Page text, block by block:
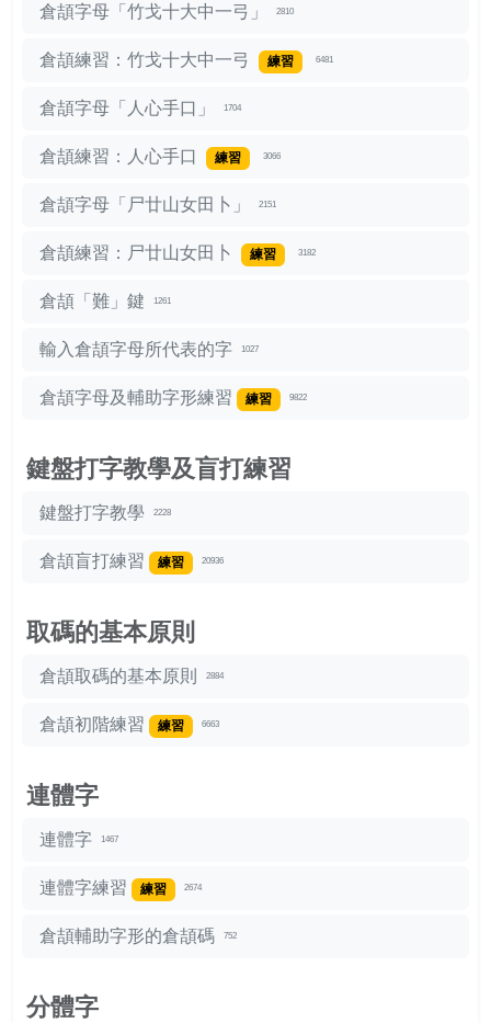
倉頡字母「竹戈十大中一弓」 2810
倉頡練習：竹戈十大中一弓 練習 6481
倉頡字母「人心手口」 1704
倉頡練習：人心手口 練習 3066
倉頡字母「尸廿山女田卜」 2151
倉頡練習：尸廿山女田卜 練習 3182
倉頡「難」鍵 1261
輸入倉頡字母所代表的字 1027
倉頡字母及輔助字形練習 練習 9822
鍵盤打字教學及盲打練習
鍵盤打字教學 2228
倉頡盲打練習 練習 20936
取碼的基本原則
倉頡取碼的基本原則 2884
倉頡初階練習 練習 6663
連體字
連體字 1467
連體字練習 練習 2674
倉頡輔助字形的倉頡碼 752
分體字